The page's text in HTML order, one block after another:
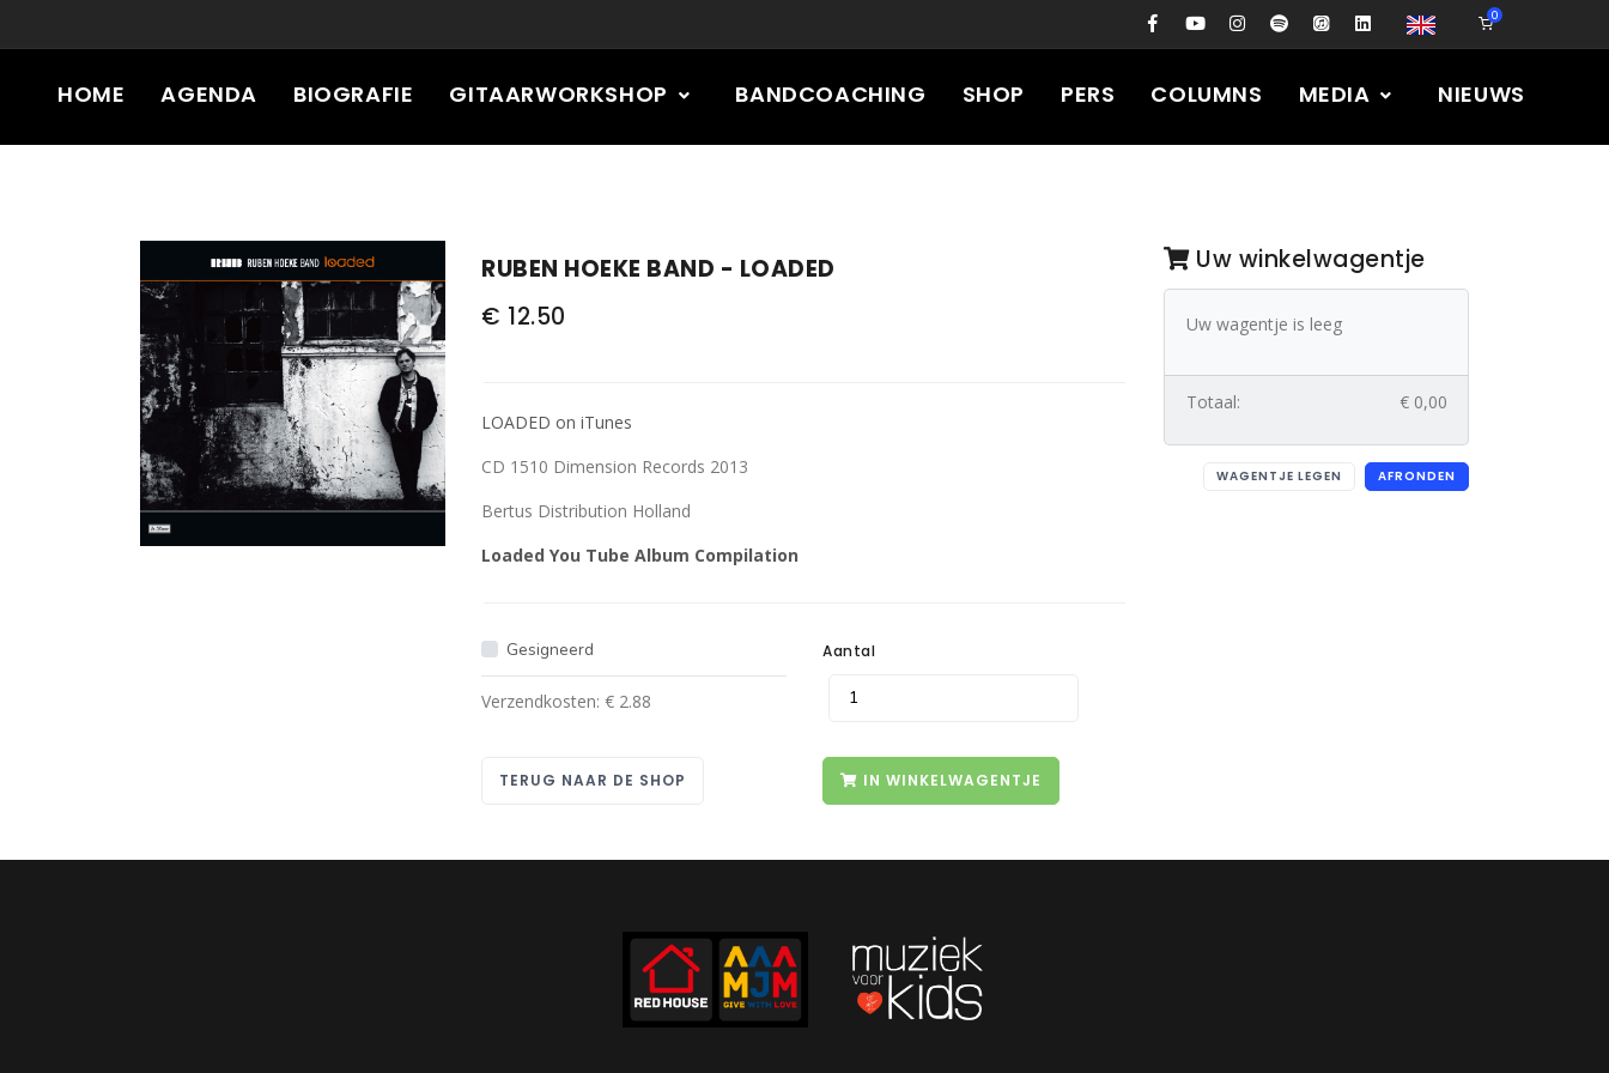
0
HOME AGENDA BIOGRAFIE GITAARWORKSHOP BANDCOACHING SHOP PERS COLUMNS MEDIA NIEUWS
RUBEN HOEKE BAND - LOADED
€ 12.50
LOADED on iTunes
CD 1510 Dimension Records 2013
Bertus Distribution Holland
Loaded You Tube Album Compilation
Gesigneerd
Verzendkosten: € 2.88
Aantal
TERUG NAAR DE SHOP IN WINKELWAGENTJE
Uw winkelwagentje
Uw wagentje is leeg
Totaal: € 0,00
WAGENTJE LEGEN AFRONDEN